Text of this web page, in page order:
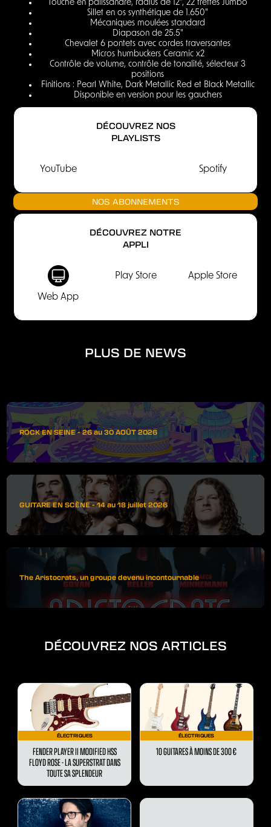
Touche en palissandre, radius de 12", 22 frettes Jumbo
Sillet en os synthétique de 1.650"
Mécaniques moulées standard
Diapason de 25.5"
Chevalet 6 pontets avec cordes traversantes
Micros humbuckers Ceramic x2
Contrôle de volume, contrôle de tonalité, sélecteur 3
positions
Finitions : Pearl White, Dark Metallic Red et Black Metallic
Disponible en version pour les gauchers
DÉCOUVREZ NOS
PLAYLISTS
YouTube Spotify
NOS ABONNEMENTS
DÉCOUVREZ NOTRE
APPLI
Web App
Play Store Apple Store
PLUS DE NEWS
ROCK EN SEINE - 26 au 30 AOÛT 2026
GUITARE EN SCÈNE - 14 au 18 juillet 2026
The Aristocrats, un groupe devenu incontournable
DÉCOUVREZ NOS ARTICLES
ÉLECTRIQUES
FENDER PLAYER II MODIFIED HSS
FLOYD ROSE - LA SUPERSTRAT DANS
TOUTE SA SPLENDEUR
ÉLECTRIQUES
10 GUITARES À MOINS DE 300 €